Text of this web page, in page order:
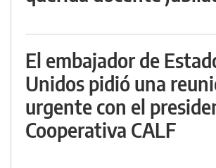
El embajador de
Unidos pidió una
urgente con el
Cooperativa CALF